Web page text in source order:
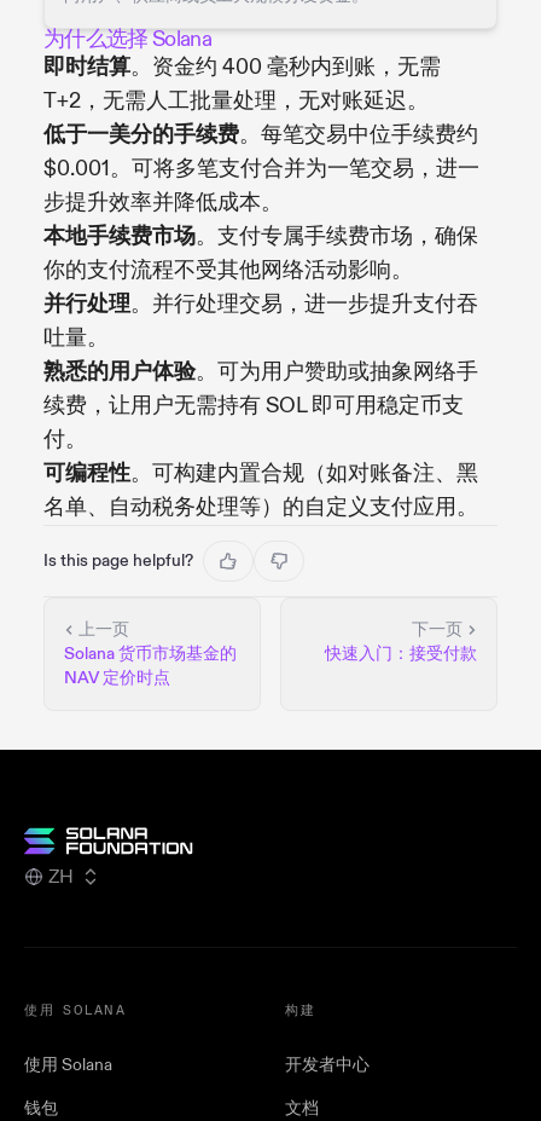
为什么选择 Solana
即时结算。资金约 400 毫秒内到账，无需
T+2，无需人工批量处理，无对账延迟。
低于一美分的手续费。每笔交易中位手续费约
$0.001。可将多笔支付合并为一笔交易，进一
步提升效率并降低成本。
本地手续费市场。支付专属手续费市场，确保
你的支付流程不受其他网络活动影响。
并行处理。并行处理交易，进一步提升支付吞
吐量。
熟悉的用户体验。可为用户赞助或抽象网络手
续费，让用户无需持有 SOL 即可用稳定币支
付。
可编程性。可构建内置合规（如对账备注、黑
名单、自动税务处理等）的自定义支付应用。
Is this page helpful?
上一页
Solana 货币市场基金的
NAV 定价时点
下一页
快速入门：接受付款
ZH
使用 SOLANA
使用 Solana
钱包
构建
开发者中心
文档